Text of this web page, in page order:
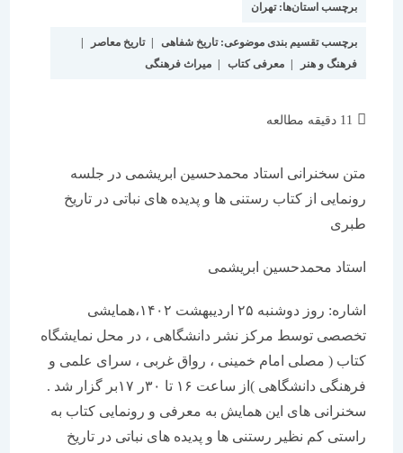
برچسب استان‌ها:تهران
برچسب تقسیم بندی موضوعی:تاریخ شفاهی | تاریخ معاصر |
فرهنگ و هنر | معرفی کتاب | میراث فرهنگی
متن سخنرانی استاد محمدحسین ابریشمی در جلسه
رونمایی از کتاب رستنی ها و پدیده های نباتی در تاریخ
استاد محمدحسین ابریشمی
اشاره: روز دوشنبه ۲۵ اردیبهشت ۱۴۰۲،همایشی
تخصصی توسط مرکز نشر دانشگاهی ، در محل نمایشگاه
کتاب ( مصلی امام خمینی ، رواق غربی ، سرای علمی و
فرهنگی دانشگاهی )از ساعت ۱۶ تا ۳۰ر ۱۷بر گزار شد .
سخنرانی های این همایش به معرفی و رونمایی کتاب به
راستی کم نظیر رستنی ها و پدیده های نباتی در تاریخ